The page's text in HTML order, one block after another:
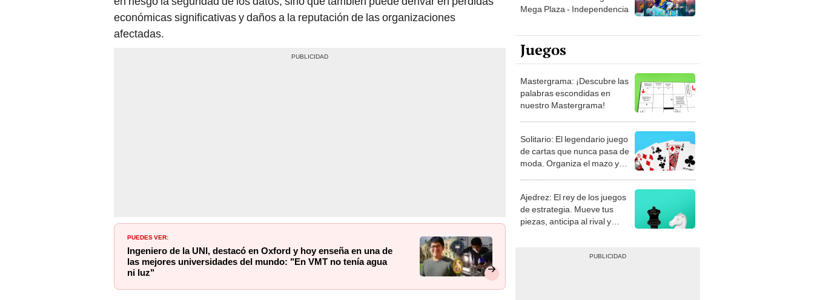
económicas significativas y daños a la reputación de las organizaciones
afectadas.
PUEDES VER:
Ingeniero de la UNI, destacó en Oxford y hoy enseña en una de
las mejores universidades del mundo: "En VMT no tenía agua
ni luz"
Mega Plaza - Independencia
Juegos
Mastergrama: ¡Descubre las
palabras escondidas en
nuestro Mastergrama!
Solitario: El legendario juego
de cartas que nunca pasa de
moda. Organiza el mazo y
Ajedrez: El rey de los juegos
de estrategia. Mueve tus
piezas, anticipa al rival y